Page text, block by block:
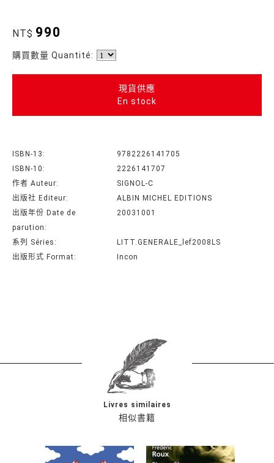
NT$ 990
購買數量 Quantité:
現貨供應
En stock
ISBN-13:
9782226141705
ISBN-10:
2226141707
作者 Auteur:
SIGNOL-C
出版社 Editeur:
ALBIN MICHEL EDITIONS
出版年份 Date de
parution:
20031001
系列 Séries:
LITT.GENERALE_lef2008LS
出版形式 Format:
Incon
相似書籍
Livres similaires